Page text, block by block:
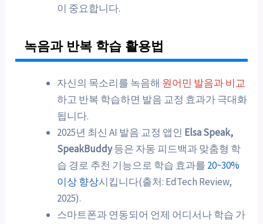
이 중요합니다.
녹음과 반복 학습 활용법
자신의 목소리를 녹음해 원어민 발음과 비교
하고 반복 학습하면 발음 교정 효과가 극대화
됩니다.
2025년 최신 AI 발음 교정 앱인 Elsa Speak,
SpeakBuddy등은 자동 피드백과 맞춤형 학
습 경로 추천 기능으로 학습 효과를 20~30%
이상 향상시킵니다(출처: EdTech Review,
2025).
스마트폰과 연동되어 언제 어디서나 학습 가